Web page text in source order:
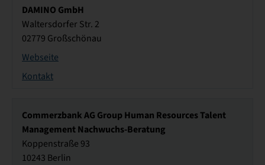
DAMINO GmbH
Waltersdorfer Str. 2
02779 Großschönau
Webseite
Kontakt
Commerzbank AG Group Human Resources Talent
Management Nachwuchs-Beratung
Koppenstraße 93
10243 Berlin